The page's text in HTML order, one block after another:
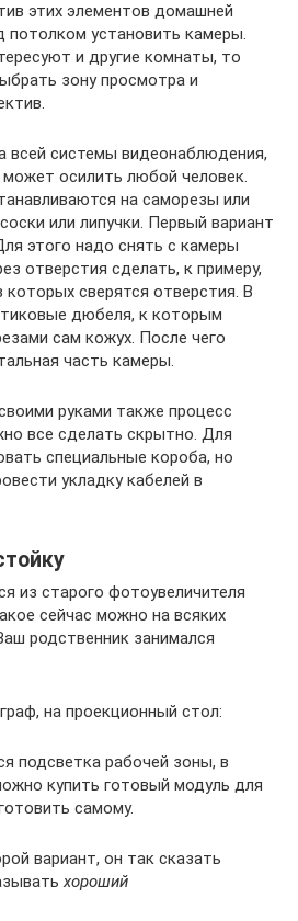
этих элементов домашней
потолком установить камеры.
и другие комнаты, то
зону просмотра и
всей системы видеонаблюдения,
осилить любой человек.
на саморезы или
или липучки. Первый вариант
этого надо снять с камеры
отверстия сделать, к примеру,
сверятся отверстия. В
дюбеля, к которым
сам кожух. После чего
часть камеры.
руками также процесс
все сделать скрытно. Для
специальные короба, но
укладку кабелей в
из старого фотоувеличителя
сейчас можно на всяких
родственник занимался
на проекционный стол:
подсветка рабочей зоны, в
купить готовый модуль для
самому.
вариант, он так сказать
хороший